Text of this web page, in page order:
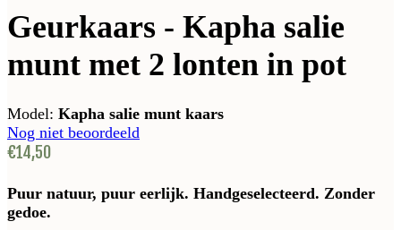
Geurkaars - Kapha salie
munt met 2 lonten in pot
Model: Kapha salie munt kaars
Nog niet beoordeeld
€14,50
Puur natuur, puur eerlijk. Handgeselecteerd. Zonder
gedoe.